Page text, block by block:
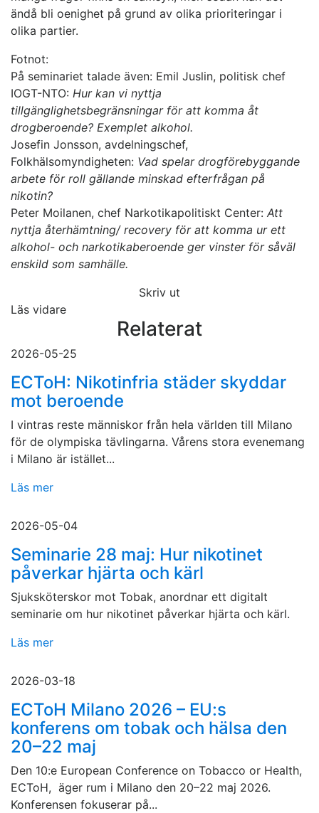
ändå bli oenighet på grund av olika prioriteringar i
olika partier.
Fotnot:
På seminariet talade även: Emil Juslin, politisk chef
IOGT-NTO: Hur kan vi nyttja
tillgänglighetsbegränsningar för att komma åt
drogberoende? Exemplet alkohol.
Josefin Jonsson, avdelningschef,
Folkhälsomyndigheten: Vad spelar drogförebyggande
arbete för roll gällande minskad efterfrågan på
nikotin?
Peter Moilanen, chef Narkotikapolitiskt Center: Att
nyttja återhämtning/ recovery för att komma ur ett
alkohol- och narkotikaberoende ger vinster för såväl
enskild som samhälle.
Skriv ut
Läs vidare
Relaterat
2026-05-25
ECToH: Nikotinfria städer skyddar
mot beroende
I vintras reste människor från hela världen till Milano
för de olympiska tävlingarna. Vårens stora evenemang
i Milano är istället...
Läs mer
2026-05-04
Seminarie 28 maj: Hur nikotinet
påverkar hjärta och kärl
Sjuksköterskor mot Tobak, anordnar ett digitalt
seminarie om hur nikotinet påverkar hjärta och kärl.
Läs mer
2026-03-18
ECToH Milano 2026 – EU:s
konferens om tobak och hälsa den
20–22 maj
Den 10:e European Conference on Tobacco or Health,
ECToH, äger rum i Milano den 20–22 maj 2026.
Konferensen fokuserar på...